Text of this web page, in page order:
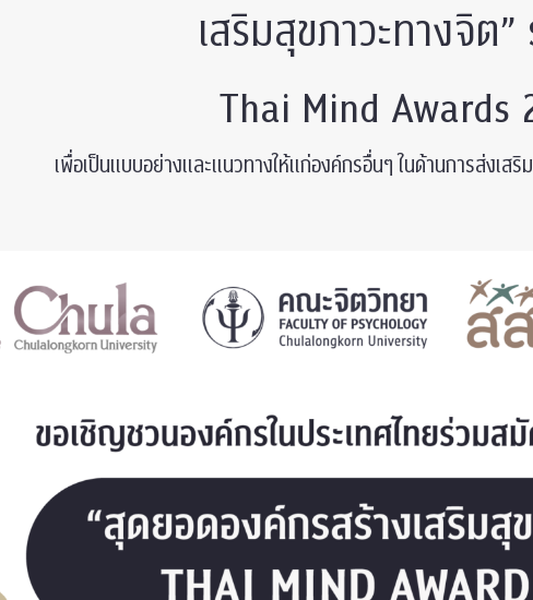
เสริมสุขภาวะทางจิต
Thai Mind Awards
เพื่อเป็นแบบอย่างและแนวทางให้แก่องค์กรอื่นๆ ในด้านการส่งเส